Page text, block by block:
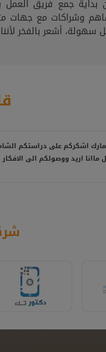
بداية جمع فريق العمل
وشراكات مع جهات
سهولة، أشعر بالفخر
اشكركم على دراستكم
اريد ووصولكم الى